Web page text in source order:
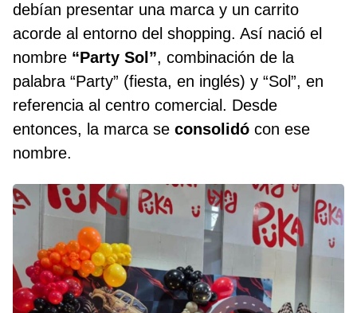
debían presentar una marca y un carrito
acorde al entorno del shopping. Así nació el
nombre “Party Sol”, combinación de la
palabra “Party” (fiesta, en inglés) y “Sol”, en
referencia al centro comercial. Desde
entonces, la marca se consolidó con ese
nombre.